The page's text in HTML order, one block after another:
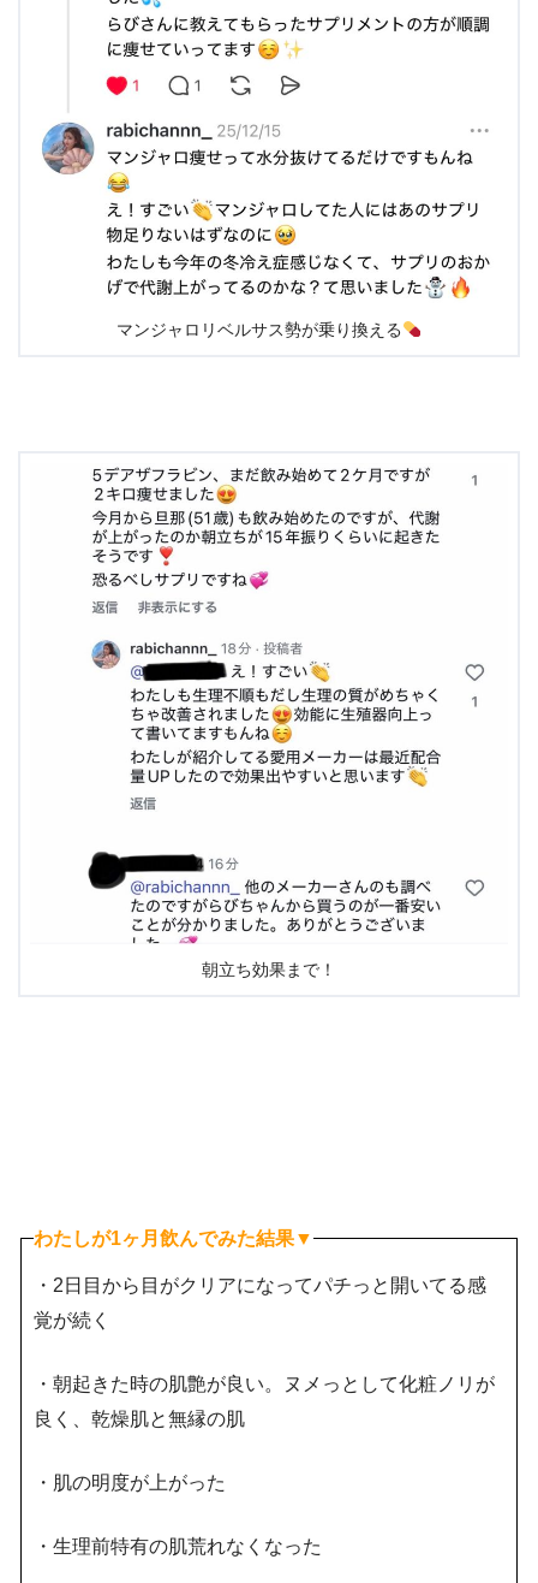
マンジャロリベルサス勢が乗り換える
朝立ち効果まで！
わたしが1ヶ月飲んでみた結果▼
・2日目から目がクリアになってパチっと開いてる感
覚が続く
・朝起きた時の肌艶が良い。ヌメっとして化粧ノリが
良く、乾燥肌と無縁の肌
・肌の明度が上がった
・生理前特有の肌荒れなくなった